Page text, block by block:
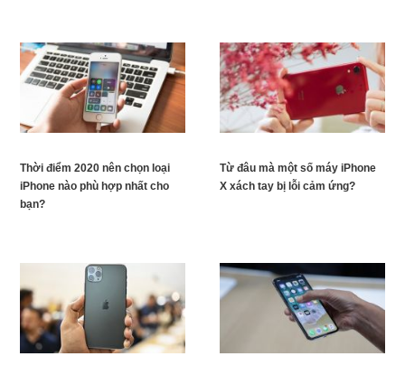
Thời điểm 2020 nên chọn loại
iPhone nào phù hợp nhất cho
bạn?
Từ đâu mà một số máy iPhone
X xách tay bị lỗi cảm ứng?